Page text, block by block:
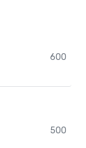
600
500